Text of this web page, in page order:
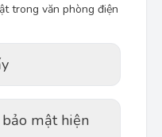
trong văn phòng điện
mật hiện